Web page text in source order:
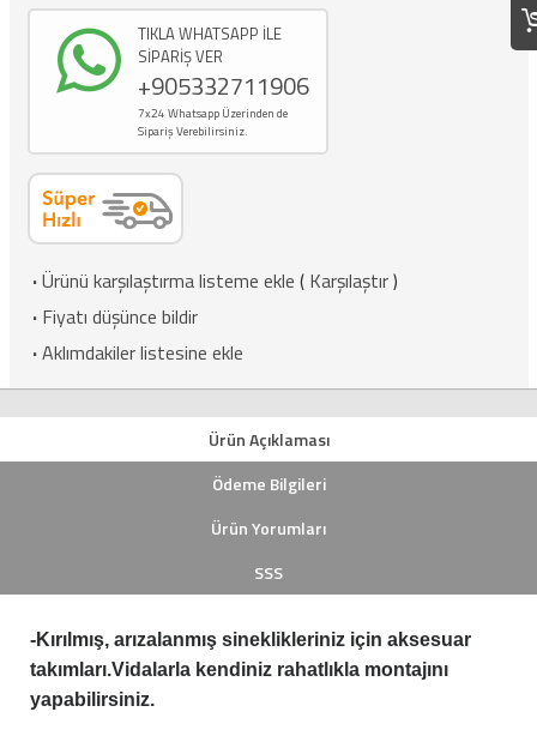
TIKLA WHATSAPP İLE
SİPARİŞ VER
+905332711906
7x24 Whatsapp Üzerinden de
Sipariş Verebilirsiniz.
·Ürünü karşılaştırma listeme ekle ( Karşılaştır)
· Fiyatı düşünce bildir
·Aklımdakiler listesine ekle
Ürün Açıklaması
Ödeme Bilgileri
Ürün Yorumları
SSS
-Kırılmış, arızalanmış sineklikleriniz için aksesuar
takımları.Vidalarla kendiniz rahatlıkla montajını
yapabilirsiniz.